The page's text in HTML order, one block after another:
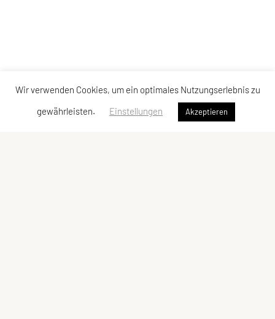
Wir verwenden Cookies, um ein optimales Nutzungserlebnis zu
gewährleisten.
Einstellungen Akzeptieren